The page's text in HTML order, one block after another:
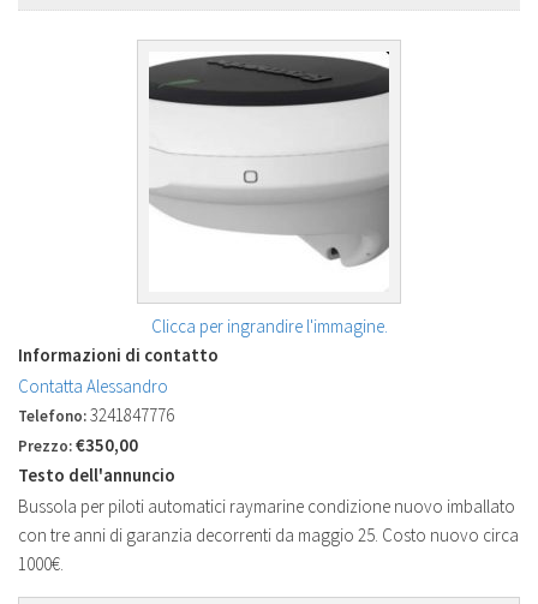
Clicca per ingrandire l'immagine.
Informazioni di contatto
Contatta Alessandro
Telefono:3241847776
Prezzo:€350,00
Testo dell'annuncio
Bussola per piloti automatici raymarine condizione nuovo imballato
con tre anni di garanzia decorrenti da maggio 25. Costo nuovo circa
1000€.